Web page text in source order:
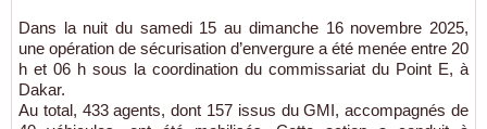
Dans la nuit du samedi 15 au dimanche 16 novembre 2025,
une opération de sécurisation d’envergure a été menée entre 20
h et 06 h sous la coordination du commissariat du Point E, à
Dakar.
Au total, 433 agents, dont 157 issus du GMI, accompagnés de